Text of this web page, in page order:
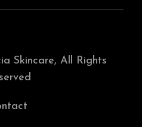
Skincare, All Rights